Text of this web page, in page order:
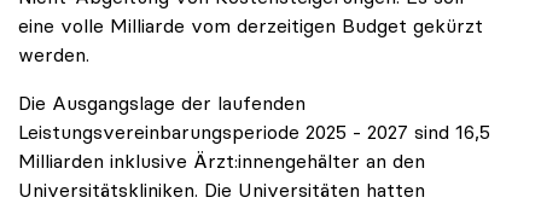
eine volle Milliarde vom derzeitigen Budget gekürzt
werden.
Die Ausgangslage der laufenden
Leistungsvereinbarungsperiode 2025 - 2027 sind 16,5
Milliarden inklusive Ärzt:innengehälter an den
Universitätskliniken. Die Universitäten hatten